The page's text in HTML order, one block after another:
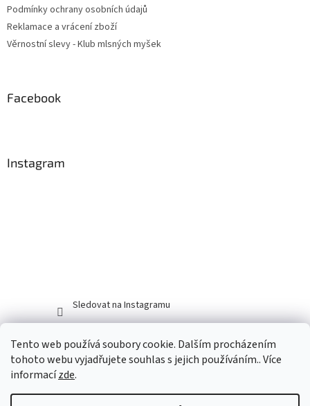
Tento web používá soubory cookie. Dalším procházením
tohoto webu vyjadřujete souhlas s jejich používáním.. Více
informacízde.
Podmínky ochrany osobních údajů
Reklamace a vrácení zboží
Věrnostní slevy - Klub mlsných myšek
Facebook
Instagram
Sledovat na Instagramu